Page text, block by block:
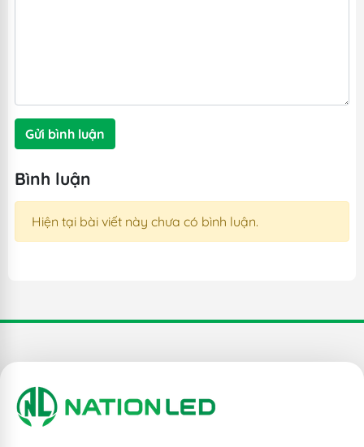
Gửi bình luận
Bình luận
Hiện tại bài viết này chưa có bình luận.